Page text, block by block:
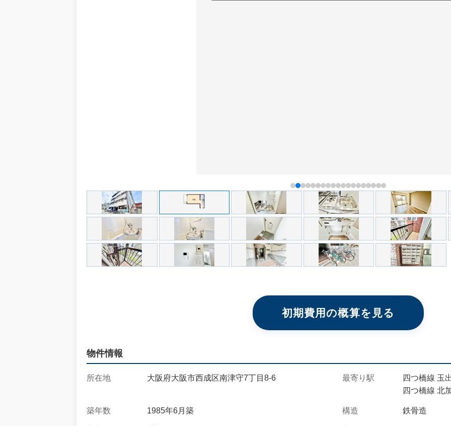
初期費用の概算を見る
物件情報
所在地 大阪府大阪市西成区南津守7丁目8-6 最寄り駅
四つ橋線 玉
四つ橋線 北
築年数 1985年6月築 構造 鉄骨造